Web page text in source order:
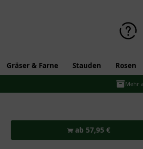
Gräser & Farne Stauden Rosen
Mehr
ab 57,95 €